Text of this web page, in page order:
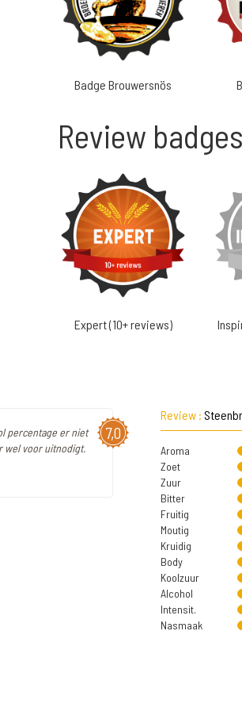
Badge Brouwersnös
Review badges
Expert (10+ reviews)
7,0
percentage er niet
wel voor uitnodigt.
Review :
Aroma
Zoet
Zuur
Bitter
Fruitig
Moutig
Kruidig
Body
Koolzuur
Alcohol
Intensit.
Nasmaak